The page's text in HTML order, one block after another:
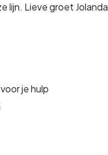
lijn. Lieve groet Jolanda
je hulp